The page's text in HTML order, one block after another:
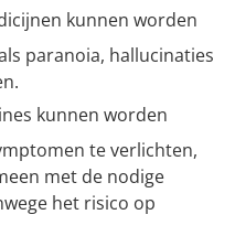
kunnen worden
paranoia, hallucinaties
kunnen worden
te verlichten,
met de nodige
het risico op